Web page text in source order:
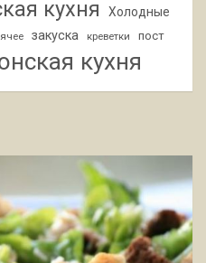
кухня
Холодные
закуска креветки пост
кухня